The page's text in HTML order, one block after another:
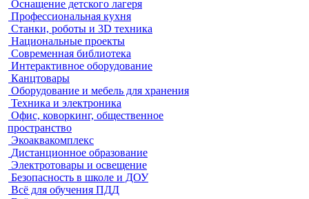
Оснащение детского лагеря
Профессиональная кухня
Станки, роботы и 3D техника
Национальные проекты
Современная библиотека
Интерактивное оборудование
Канцтовары
Оборудование и мебель для хранения
Техника и электроника
Офис, коворкинг, общественное
пространство
Экоаквакомплекс
Дистанционное образование
Электротовары и освещение
Безопасность в школе и ДОУ
Всё для обучения ПДД